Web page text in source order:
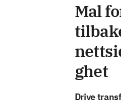
Mal
ghet
Drive